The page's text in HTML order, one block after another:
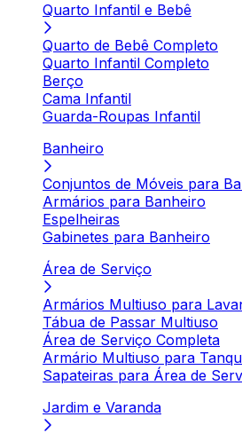
Quarto Infantil e Bebê
Quarto de Bebê Completo
Quarto Infantil Completo
Berço
Cama Infantil
Guarda-Roupas Infantil
Banheiro
Conjuntos de Móveis para
Armários para Banheiro
Espelheiras
Gabinetes para Banheiro
Área de Serviço
Armários Multiuso para
Tábua de Passar Multiuso
Área de Serviço Completa
Armário Multiuso para
Sapateiras para Área de
Jardim e Varanda